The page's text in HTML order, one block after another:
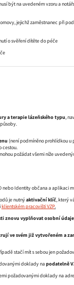
být na uvedeném vzoru a
jejichž zaměstnanec při
o svěření dítěte do péče
a terapie lázeňského typu,
(není podmíněno prohlídkou u
cestou.
požádat všemi níže
Identity občana a aplikaci
je nutnýaktivační klíč, který
klientském pracovišti VZP.
znovu vyplňovat osobní údaje
ve svém již vytvořeném a
stačí mít s sebou jen
doklady napodatelně
požadovanými doklady na